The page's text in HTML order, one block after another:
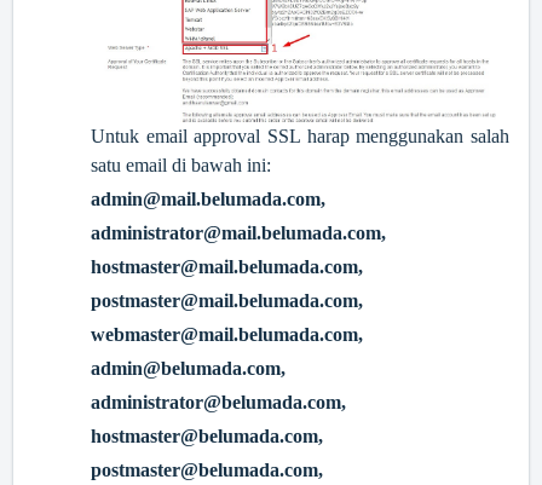
Untuk email approval SSL harap menggunakan salah
satu email di bawah ini:
admin@mail.belumada.com,
administrator@mail.belumada.com,
hostmaster@mail.belumada.com,
postmaster@mail.belumada.com,
webmaster@mail.belumada.com,
admin@belumada.com,
administrator@belumada.com,
hostmaster@belumada.com,
postmaster@belumada.com,